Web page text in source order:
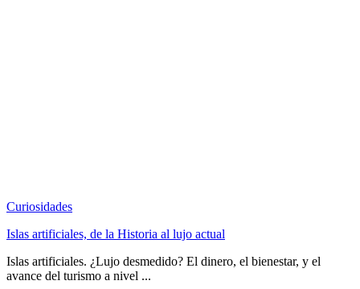
Curiosidades
Islas artificiales, de la Historia al lujo actual
Islas artificiales. ¿Lujo desmedido? El dinero, el bienestar, y el
avance del turismo a nivel ...